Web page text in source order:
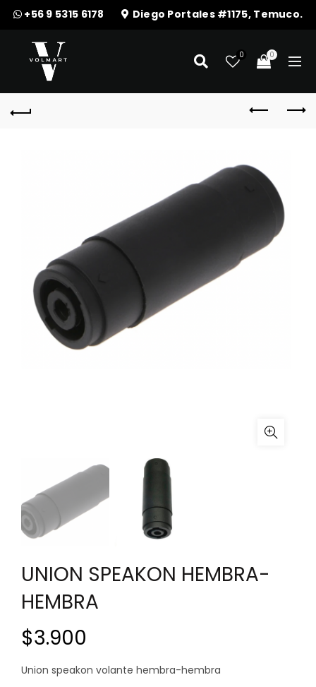
+56 9 5315 6178 Diego Portales #1175, Temuco.
0 0
UNION SPEAKON HEMBRA-
HEMBRA
$3.900
Union speakon volante hembra-hembra